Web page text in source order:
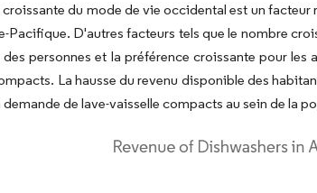
croissante du mode de vie occidental est un
Pacifique. D'autres facteurs tels que le nombre
personnes et la préférence croissante pour
La hausse du revenu disponible des
demande de lave-vaisselle compacts au sein de la